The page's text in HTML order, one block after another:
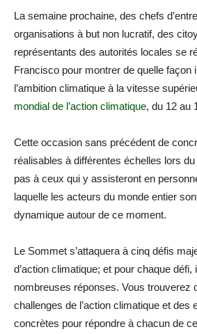
La semaine prochaine, des chefs
organisations à but non lucratif, des
représentants des autorités locales se
Francisco pour montrer de quelle façon
l’ambition climatique à la vitesse
mondial de l’action climatique, du 12 au
Cette occasion sans précédent de
réalisables à différentes échelles lors
pas à ceux qui y assisteront en
laquelle les acteurs du monde entier
dynamique autour de ce moment.
Le Sommet s’attaquera à cinq défis
d’action climatique; et pour chaque défi,
nombreuses réponses. Vous trouverez
challenges de l’action climatique et des
concrètes pour répondre à chacun de